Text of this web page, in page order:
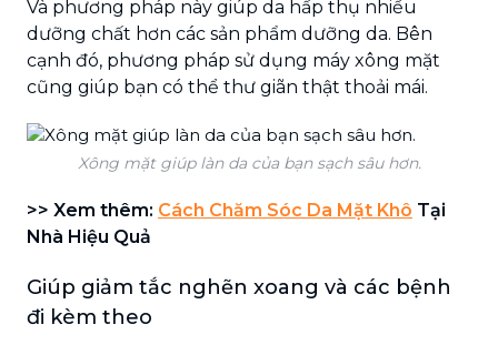
Và phương pháp này giúp da hấp thụ nhiều
dưỡng chất hơn các sản phẩm dưỡng da. Bên
cạnh đó, phương pháp sử dụng máy xông mặt
cũng giúp bạn có thể thư giãn thật thoải mái.
Xông mặt giúp làn da của bạn sạch sâu hơn.
>> Xem thêm: Cách Chăm Sóc Da Mặt Khô Tại
Nhà Hiệu Quả
Giúp giảm tắc nghẽn xoang và các bệnh
đi kèm theo